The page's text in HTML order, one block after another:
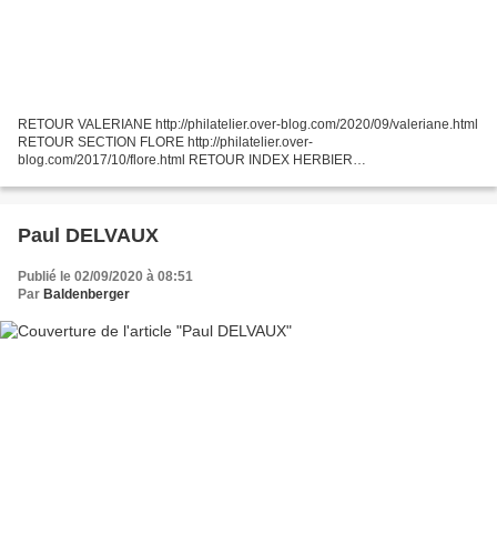
RETOUR VALERIANE http://philatelier.over-blog.com/2020/09/valeriane.html
RETOUR SECTION FLORE http://philatelier.over-
blog.com/2017/10/flore.html RETOUR INDEX HERBIER
Paul DELVAUX
Publié le 02/09/2020 à 08:51
Par Baldenberger